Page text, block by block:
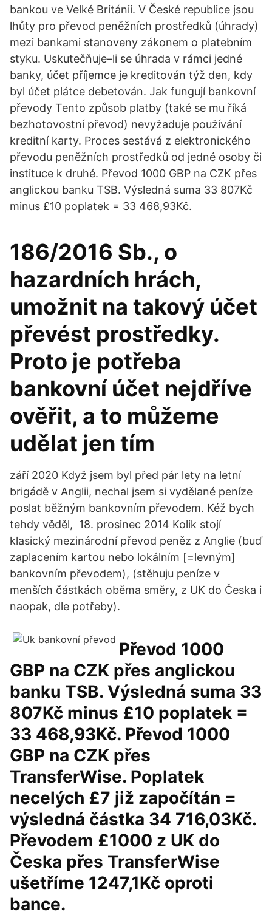
bankou ve Velké Británii. V České republice jsou
lhůty pro převod peněžních prostředků (úhrady)
mezi bankami stanoveny zákonem o platebním
styku. Uskutečňuje–li se úhrada v rámci jedné
banky, účet příjemce je kreditován týž den, kdy
byl účet plátce debetován. Jak fungují bankovní
převody Tento způsob platby (také se mu říká
bezhotovostní převod) nevyžaduje používání
kreditní karty. Proces sestává z elektronického
převodu peněžních prostředků od jedné osoby či
instituce k druhé. Převod 1000 GBP na CZK přes
anglickou banku TSB. Výsledná suma 33 807Kč
minus £10 poplatek = 33 468,93Kč.
186/2016 Sb., o
hazardních hrách,
umožnit na takový účet
převést prostředky.
Proto je potřeba
bankovní účet nejdříve
ověřit, a to můžeme
udělat jen tím
září 2020 Když jsem byl před pár lety na letní
brigádě v Anglii, nechal jsem si vydělané peníze
poslat běžným bankovním převodem. Kéž bych
tehdy věděl, 18. prosinec 2014 Kolik stojí
klasický mezinárodní převod peněz z Anglie (buď
zaplacením kartou nebo lokálním [=levným]
bankovním převodem), (stěhuju peníze v
menších částkách oběma směry, z UK do Česka i
naopak, dle potřeby).
Převod 1000
GBP na CZK přes anglickou
banku TSB. Výsledná suma 33
807Kč minus £10 poplatek =
33 468,93Kč. Převod 1000
GBP na CZK přes
TransferWise. Poplatek
necelých £7 již započítán =
výsledná částka 34 716,03Kč.
Převodem £1000 z UK do
Česka přes TransferWise
ušetříme 1247,1Kč oproti
bance.